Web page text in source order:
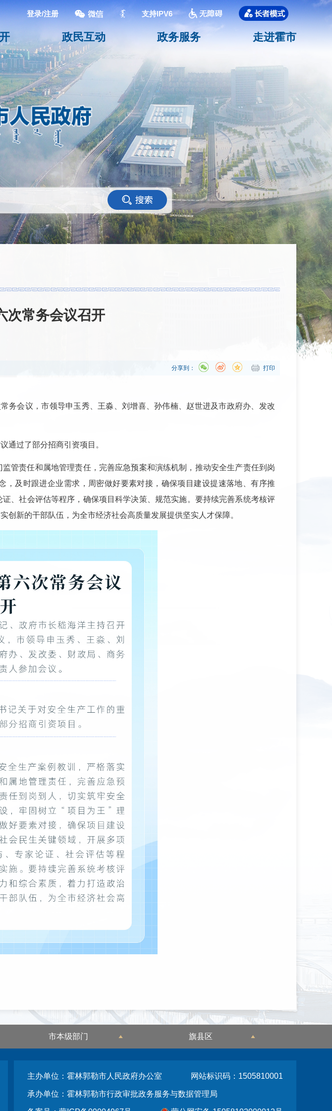
登录/注册 支持IPV6
政民互动 政务服务 走进霍市
<
次常务会议召开
打印
分享到：
务会议，市领导申玉秀、王淼、刘增喜、孙伟楠、赵世进及市政府办、发改
通过了部分招商引资项目。
管责任和属地管理责任，完善应急预案和演练机制，推动安全生产责任到岗
及时跟进企业需求，周密做好要素对接，确保项目建设提速落地、有序推
、社会评估等程序，确保项目科学决策、规范实施。要持续完善系统考核评
新的干部队伍，为全市经济社会高质量发展提供坚实人才保障。
市本级部门 旗县区
主办单位：霍林郭勒市人民政府办公室 网站标识码：1505810001
承办单位：霍林郭勒市行政审批政务服务与数据管理局